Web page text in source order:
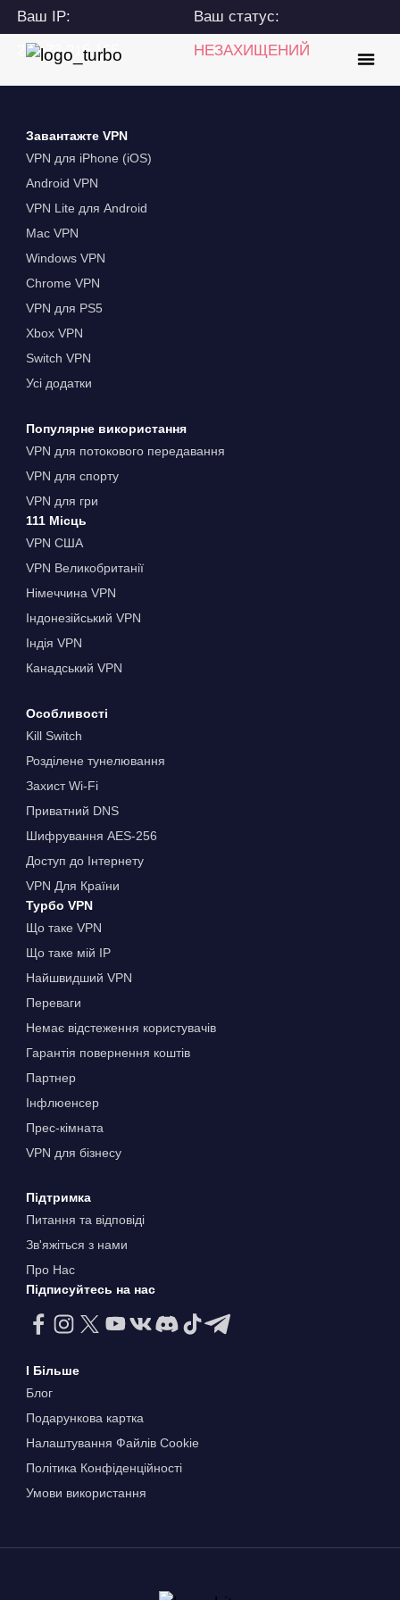
Ваш IP:
216.73.216.165
Ваш статус:
НЕЗАХИЩЕНИЙ
Завантажте VPN
VPN для iPhone (iOS)
Android VPN
VPN Lite для Android
Mac VPN
Windows VPN
Chrome VPN
VPN для PS5
Xbox VPN
Switch VPN
Усі додатки
Популярне використання
VPN для потокового передавання
VPN для спорту
VPN для гри
111 Місць
VPN США
VPN Великобританії
Німеччина VPN
Індонезійський VPN
Індія VPN
Канадський VPN
Особливості
Kill Switch
Розділене тунелювання
Захист Wi-Fi
Приватний DNS
Шифрування AES-256
Доступ до Інтернету
VPN Для Країни
Турбо VPN
Що таке VPN
Що таке мій IP
Найшвидший VPN
Переваги
Немає відстеження користувачів
Гарантія повернення коштів
Партнер
Інфлюенсер
Прес-кімната
VPN для бізнесу
Підтримка
Питання та відповіді
Зв'яжіться з нами
Про Нас
Підписуйтесь на нас
І Більше
Блог
Подарункова картка
Налаштування Файлів Сookie
Політика Конфіденційності
Умови використання